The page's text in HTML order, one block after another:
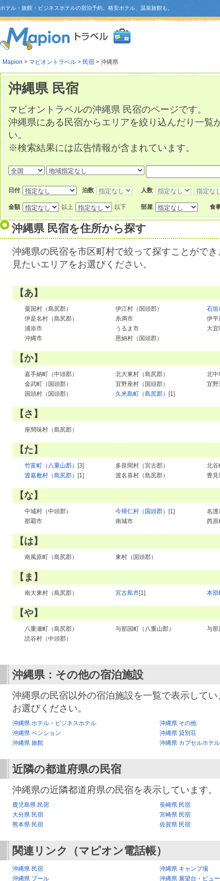
ホテル・旅館・ビジネスホテルの宿泊予約。格安ホテル、温泉旅館も。
Mapion > マピオントラベル > 民宿 > 沖縄県
沖縄県 民宿
マピオントラベルの沖縄県 民宿のページです。
沖縄県にある民宿からエリアを絞り込んだり一覧
い。
※検索結果には広告情報が含まれています。
日付 泊数 人数
金額 以上 以下 部屋 食
沖縄県 民宿を住所から探す
沖縄県の民宿を市区町村で絞って探すことがで
見たいエリアをお選びください。
【あ】
粟国村（島尻郡） 伊江村（国頭郡）
石垣
伊是名村（島尻郡）
糸満市
伊平
浦添市
うるま市
大
沖縄市
恩納村（国頭郡）
【か】
嘉手納町（中頭郡） 北大東村（島尻郡）
北中
金武町（国頭郡）
宜野座村（国頭郡）
宜野
国頭村（国頭郡）
久米島町（島尻郡） [1]
【さ】
座間味村（島尻郡）
【た】
竹富町（八重山郡） [3] 多良間村（宮古郡）
北谷
渡嘉敷村（島尻郡）
[1] 渡名喜村（島尻郡） 豊見
【な】
中城村（中頭郡） 今帰仁村（国頭郡） [1]
名護
那覇市
南城市 西原
【は】
南風原町（島尻郡） 東村（国頭郡）
【ま】
南大東村（島尻郡） 宮古島市[1] 本部
【や】
八重瀬町（島尻郡） 与那国町（八重山郡）
与那
読谷村（中頭郡）
沖縄県：その他の宿泊施設
沖縄県の民宿以外の宿泊施設を一覧で表示して
お選びください。
沖縄県 ホテル・ビジネスホテル
沖縄県 その他
沖縄県 ペンション
沖縄県 貸別荘
沖縄県 旅館
沖縄県 カプセルホテル
近隣の都道府県の民宿
沖縄県の近隣都道府県の民宿を表示しています。
鹿児島県 民宿
長崎県 民宿
大分県 民宿
宮崎県 民宿
熊本県 民宿
佐賀県 民宿
関連リンク（マピオン電話帳）
沖縄県 民宿
沖縄県 キャンプ場
沖縄県 プール
沖縄県 展望台・ビュ